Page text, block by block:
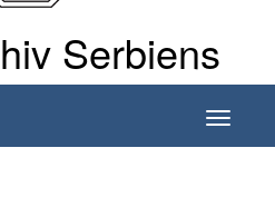
Serbiens
Toggle